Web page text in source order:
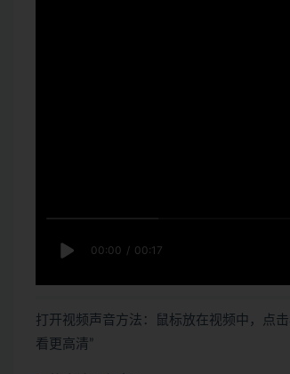
打开视频声音方法：鼠标放在视频中，点
看更高清”